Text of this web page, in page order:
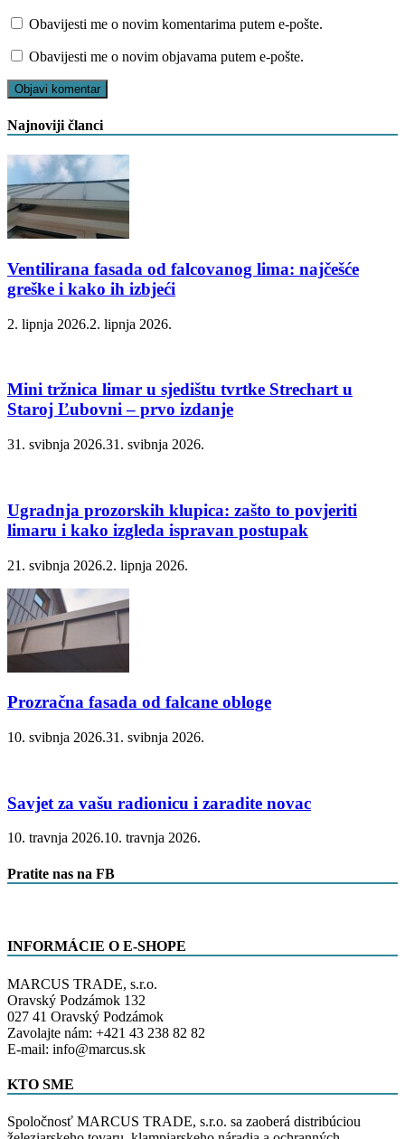
Obavijesti me o novim komentarima putem e-pošte.
Obavijesti me o novim objavama putem e-pošte.
Najnoviji članci
Ventilirana fasada od falcovanog lima: najčešće
greške i kako ih izbjeći
2. lipnja 2026.2. lipnja 2026.
Mini tržnica limar u sjedištu tvrtke Strechart u
Staroj Ľubovni – prvo izdanje
31. svibnja 2026.31. svibnja 2026.
Ugradnja prozorskih klupica: zašto to povjeriti
limaru i kako izgleda ispravan postupak
21. svibnja 2026.2. lipnja 2026.
Prozračna fasada od falcane obloge
10. svibnja 2026.31. svibnja 2026.
Savjet za vašu radionicu i zaradite novac
10. travnja 2026.10. travnja 2026.
Pratite nas na FB
INFORMÁCIE O E-SHOPE
MARCUS TRADE, s.r.o.
Oravský Podzámok 132
027 41 Oravský Podzámok
Zavolajte nám: +421 43 238 82 82
E-mail: info@marcus.sk
KTO SME
Spoločnosť MARCUS TRADE, s.r.o. sa zaoberá distribúciou